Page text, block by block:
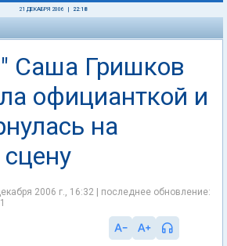
21 ДЕКАБРЯ 2006 22:18
Саша Гришков
официанткой и
на
2006 г., 16:32 | последнее обновление: